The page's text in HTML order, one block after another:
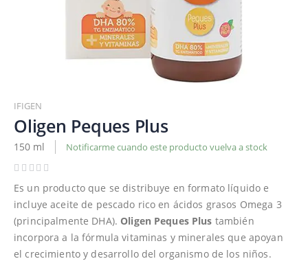
al
comienzo
de
la
galería
imágenes
IFIGEN
Oligen Peques Plus
150 ml Notificarme cuando este producto vuelva a stock
Es un producto que se distribuye en formato líquido e
incluye aceite de pescado rico en ácidos grasos Omega 3
(principalmente DHA). Oligen Peques Plus también
incorpora a la fórmula vitaminas y minerales que apoyan
el crecimiento y desarrollo del organismo de los niños.